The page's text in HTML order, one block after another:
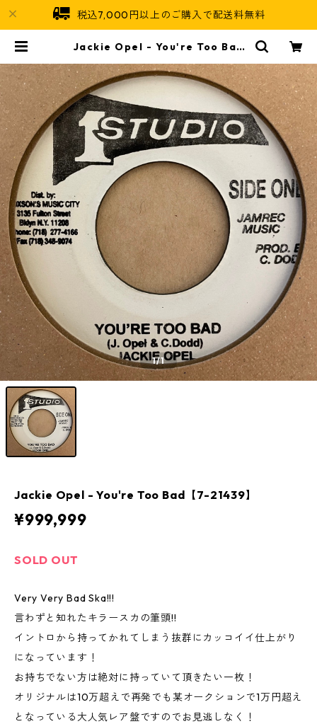
税込7,000円以上のご購入で配送料無料
Jackie Opel - You're Too Bad
1/1
Jackie Opel - You're Too Bad【7-21439】
¥999,999
SOLD OUT
Very Very Bad Ska!!!
言わずと知れたキラースカの筆頭!!
イントロから持ってかれてしまう抜群にカッコイイ仕上がり
になっています！
お持ちでない方は絶対に持っていて頂きたい一枚！
オリジナルは10万超えで再発でも某オークションで1万円超え
となっている大人気レア盤ですのでお見逃しなく！